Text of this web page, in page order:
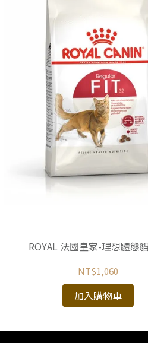
ROYAL 法國皇家-理想體態
NT$1,060
加入購物車